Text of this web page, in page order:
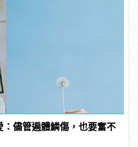
儘管遍體鱗傷，也要奮不